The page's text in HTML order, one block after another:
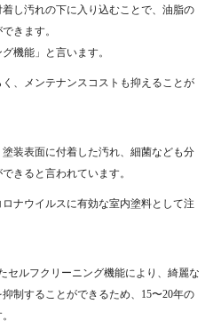
し汚れの下に入り込むことで、油脂の
きます。
機能」と言います。
、メンテナンスコストも抑えることが
装表面に付着した汚れ、細菌なども分
きると言われています。
ナウイルスに有効な室内塗料として注
セルフクリーニング機能により、綺麗な
制することができるため、15〜20年の